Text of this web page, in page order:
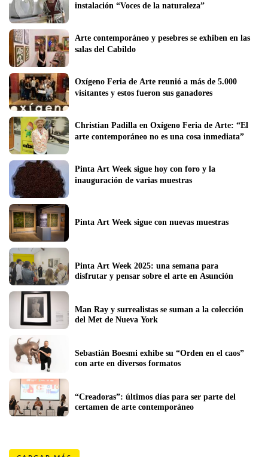
instalación “Voces de la naturaleza”
Arte contemporáneo y pesebres se exhiben en las
salas del Cabildo
Oxígeno Feria de Arte reunió a más de 5.000
visitantes y estos fueron sus ganadores
Christian Padilla en Oxígeno Feria de Arte: “El
arte contemporáneo no es una cosa inmediata”
Pinta Art Week sigue hoy con foro y la
inauguración de varias muestras
Pinta Art Week sigue con nuevas muestras
Pinta Art Week 2025: una semana para
disfrutar y pensar sobre el arte en Asunción
Man Ray y surrealistas se suman a la colección
Sebastián Boesmi exhibe su “Orden en el caos”
con arte en diversos formatos
“Creadoras”: últimos días para ser parte del
certamen de arte contemporáneo